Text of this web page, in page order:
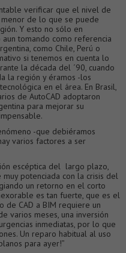
verificar que el nivel de
de lo que se puede
Y esto no sólo en
tomando como referencia
como Chile, Perú o
si tenemos en cuenta lo
la década del ´90, cuando
la región y éramos -los
en el área. En Brasil,
de AutoCAD adoptaron
para mejorar su
-que debiéramos
varios factores a ser
escéptica del largo plazo,
potenciada con la crisis del
un retorno en el corto
es tan fuerte, que es el
de CAD a BIM requiere un
varios meses, una inversión
inmediatas, por lo que
Un reparo habitual al uso
para ayer!”